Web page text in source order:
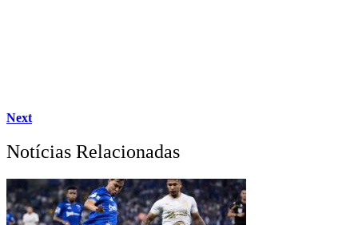
Next
Notícias Relacionadas